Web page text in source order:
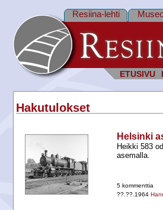
ETUSIVU
Resiina-lehti
Hakutulokset
Helsinki
Heikki 583
asemalla.
5 kommenttia
??.??.1964